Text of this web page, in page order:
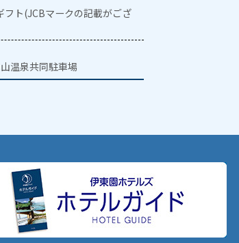
ト(JCBマークの記載がござ
温泉共同駐車場